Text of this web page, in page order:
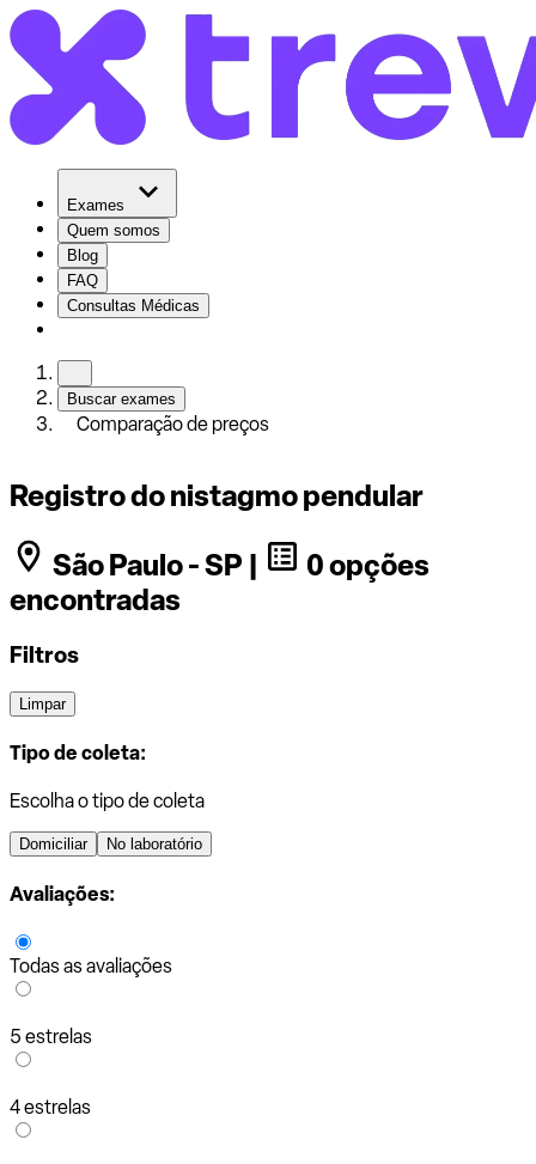
Exames
Quem somos
Blog
FAQ
Consultas Médicas
Buscar exames
Comparação de preços
Registro do nistagmo pendular
São Paulo - SP |
0 opções
encontradas
Filtros
Limpar
Tipo de coleta:
Escolha o tipo de coleta
Domiciliar No laboratório
Avaliações:
Todas as avaliações
5 estrelas
4 estrelas